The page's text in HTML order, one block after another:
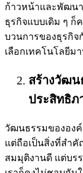
ก้าวหน้าและพัฒนา
ธุรกิจแบบเดิม ๆ ก็
บวนการของธุรกิจ
เลือกเทคโนโลยีม
สร้างวัฒน
ประสิทธิภ
วัฒนธรรมขององค์
แต่ถือเป็นสิ่งที่สำคั
สมมุติงานดี แต่บร